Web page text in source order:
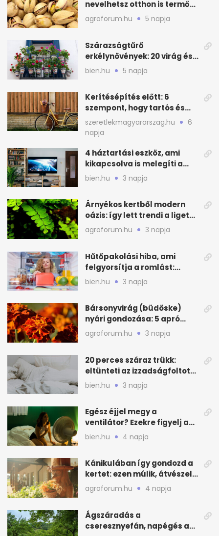
nevelhetsz otthon is termő
növényt
agroforum.hu 5 napja
Szárazságtűrő
erkélynövények: 20 virág és
cserje a forró nyárra
bien.hu 5 napja
Kerítésépítés előtt: 6
szempont, hogy tartós és
praktikus legyen
szeretlekmagyarorszag.hu
6
napja
4 háztartási eszköz, ami
kikapcsolva is melegíti a
lakást
bien.hu 3 napja
Árnyékos kertből modern
oázis: így lett trendi a ligetes
zöld
agroforum.hu 3 napja
Hűtőpakolási hiba, ami
felgyorsítja a romlást:
zónákra figyelj
bien.hu 3 napja
Bársonyvirág (büdöske)
nyári gondozása: 5 apró
lépés a dús virágzásért
agroforum.hu 3 napja
20 perces száraz trükk:
eltünteti az izzadságfoltot
és a szagot a matracról
bien.hu 3 napja
Egész éjjel megy a
ventilátor? Ezekre figyelj a
hőségben alvásnál
bien.hu 4 napja
Kánikulában így gondozd a
kertet: ezen múlik, átvészeli-
e a hőséget
agroforum.hu 4 napja
Ágszáradás a
cseresznyefán, napégés a